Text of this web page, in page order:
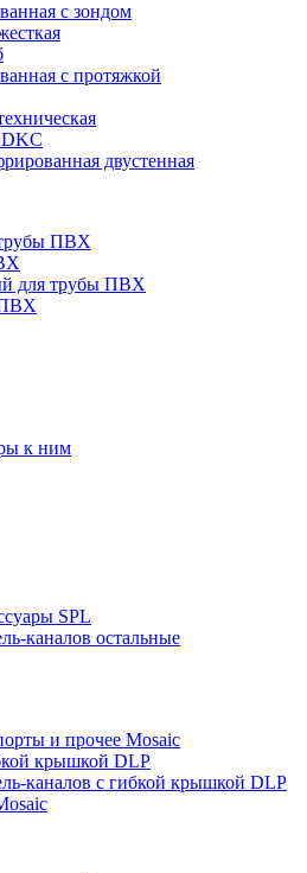
с зондом
с протяжкой
DKC
двустенная
ПВХ
для трубы ПВХ
ПВХ
к ним
SPL
каналов остальные
и прочее Mosaic
крышкой DLP
каналов с гибкой крышкой DLP